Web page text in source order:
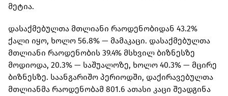
მეტია.
დასაქმებულთა მთლიანი რაოდენობიდან 43.2%
ქალი იყო, ხოლო 56.8% — მამაკაცი. დასაქმებულთა
მთლიანი რაოდენობის 39.4% მსხვილ ბიზნესზე
მოდიოდა, 20.3% — საშუალოზე, ხოლო 40.3% — მცირე
ბიზნესზე. საანგარიშო პერიოდში, დაქირავებულთა
მთლიანმა რაოდენობამ 801.6 ათასი კაცი შეადგინა